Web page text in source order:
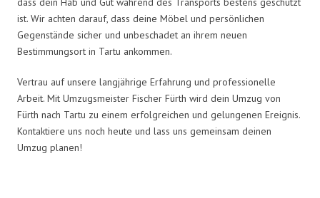
ist. Wir achten darauf, dass deine Möbel und persönlichen
Gegenstände sicher und unbeschadet an ihrem neuen
Bestimmungsort in Tartu ankommen.
Vertrau auf unsere langjährige Erfahrung und professionelle
Arbeit. Mit Umzugsmeister Fischer Fürth wird dein Umzug von
Fürth nach Tartu zu einem erfolgreichen und gelungenen Ereignis.
Kontaktiere uns noch heute und lass uns gemeinsam deinen
Umzug planen!